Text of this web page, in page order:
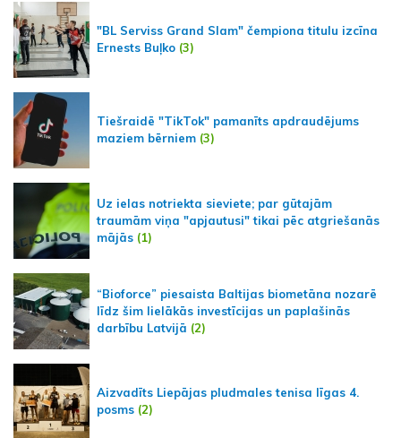
"BL Serviss Grand Slam" čempiona titulu izcīna
Ernests Buļko (3)
Tiešraidē "TikTok" pamanīts apdraudējums
maziem bērniem (3)
Uz ielas notriekta sieviete; par gūtajām
traumām viņa "apjautusi" tikai pēc atgriešanās
mājās (1)
“Bioforce” piesaista Baltijas biometāna nozarē
līdz šim lielākās investīcijas un paplašinās
darbību Latvijā (2)
Aizvadīts Liepājas pludmales tenisa līgas 4.
posms (2)